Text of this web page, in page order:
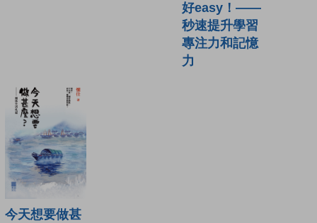
好easy！——
秒速提升學習
專注力和記憶
力
今天想要做甚